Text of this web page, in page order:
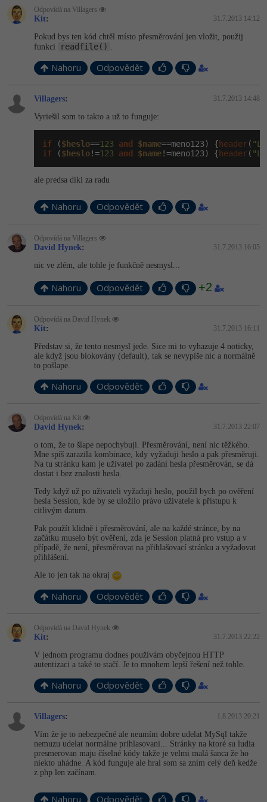
Marketing -30%
WordPress
SEO -30%
UX
Business
Kryptoměny -25%
Copywriting
MS Office -80%
Google Dokumenty
Time management
Windows
Linux
Sítě
Fórum
Adobe Illustrator
Adobe Lightroom -30%
Adobe XD -15%
Adobe InDesign
Blender -80%
Inkscape
Fotografování -80%
Video
Ostatní
Fórum
Kariéra
Pro firmy
Odpovídá na ­Villagers
Kit: 31.7.2013 14:12
Pokud bys ten kód chtěl místo přesměrování jen vložit, použij
funkci
readfile() .
Nahoru Odpovědět
­Villagers: 31.7.2013 14:48
Vyriešil som to takto a už to funguje:
if ($heslo==123 and $name==meno123) { header(
if ($heslo!=123 and $name!=meno123) { header(
ale predsa diki za radu
Nahoru Odpovědět
Odpovídá na ­Villagers
David Hynek: 31.7.2013 16:05
nic ve zlém, ale tohle je funkčně nesmysl...
Nahoru Odpovědět +2
Odpovídá na David Hynek
Kit: 31.7.2013 16:11
Představ si, že tento nesmysl jede. Sice mi to vyhazuje 4 noticky,
ale když jsou blokovány (default), tak se nevypíše nic a normálně
to pošlape.
Nahoru Odpovědět
Odpovídá na Kit
David Hynek: 31.7.2013 22:07
o tom, že to šlape nepochybuji. Přesměrování, není nic těžkého.
Mne spíš zarazila kombinace, kdy vyžaduji heslo a pak přesměruji.
Na tu stránku kam je uživatel po zadání hesla přesměrován, se dá
dostat i bez znalosti hesla.
Tedy když už po uživateli vyžaduji heslo, použil bych po ověření
hesla Session, kde by se uložilo právo uživatele k přístupu k
citlivým datum.
Pak použít klidně i přesměrování, ale na každé stránce, by na
začátku muselo být ověření, zda je Session platná pro vstup a v
případě, že není, přesměrovat na přihlašovací stránku a vyžadovat
přihlášení.
Ale to jen tak na okraj
Nahoru Odpovědět
Odpovídá na David Hynek
Kit: 31.7.2013 22:22
V jednom programu dodnes používám obyčejnou HTTP
autentizaci a také to stačí. Je to mnohem lepší řešení než tohle.
Nahoru Odpovědět
­Villagers: 1.8.2013 20:21
Vím že je to nebezpečné ale neumím dobre udelat MySql takže
nemuzu udelat normálne prihlasovani... Stránky na ktoré su ludia
presmerovan maju číselné kódy takže je velmi malá šanca že ho
niekto uhádne. A kód funguje ale hral som sa zním celý deň kedže
z php len začínam.
Nahoru Odpovědět